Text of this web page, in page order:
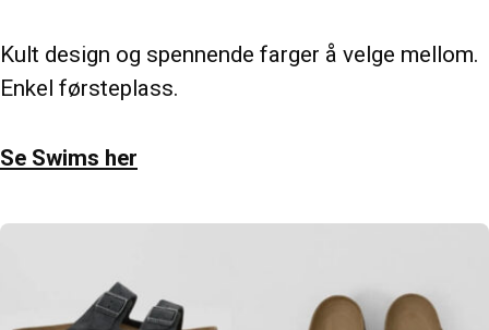
Kult design og spennende farger å velge mellom.
Enkel førsteplass.
Se Swims her